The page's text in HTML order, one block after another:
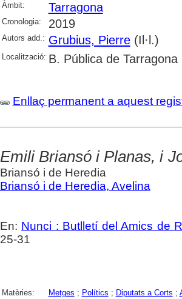
Àmbit: Tarragona
Cronologia: 2019
Autors add.: Grubius, Pierre(Il·l.)
Localització: B. Pública de Tarragona
Enllaç permanent a aquest
Emili Briansó i Planas, i
Briansó i de Heredia
Briansó i de Heredia, Avelina
En: Nunci : Butlletí del Amics de
25-31
Matèries: Metges ; Polítics ; Diputats a Corts ;